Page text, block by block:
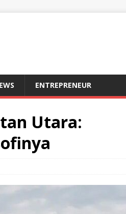
ENTREPRENEUR
Utara: